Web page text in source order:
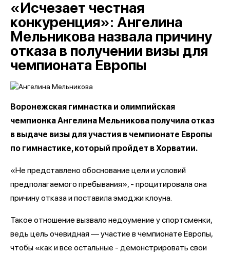
«Исчезает честная
конкуренция»: Ангелина
Мельникова назвала причину
отказа в получении визы для
чемпионата Европы
Воронежская гимнастка и олимпийская
чемпионка Ангелина Мельникова получила отказ
в выдаче визы для участия в чемпионате Европы
по гимнастике, который пройдет в Хорватии.
«Не представлено обоснование цели и условий
предполагаемого пребывания», - процитировала она
причину отказа и поставила эмоджи клоуна.
Такое отношение вызвало недоумение у спортсменки,
ведь цель очевидная — участие в чемпионате Европы,
чтобы «как и все остальные - демонстрировать свои